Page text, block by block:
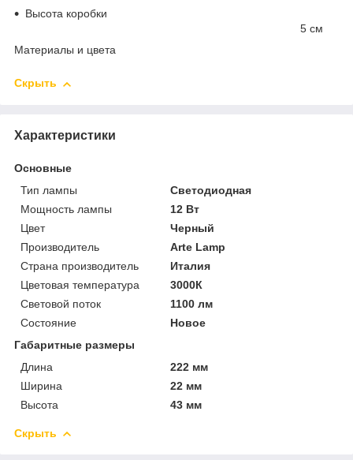
Высота коробки
5 см
Материалы и цвета
Скрыть
Характеристики
Основные
Тип лампы
Светодиодная
Мощность лампы
12 Вт
Цвет
Черный
Производитель
Arte Lamp
Страна производитель
Италия
Цветовая температура
3000К
Световой поток
1100 лм
Состояние
Новое
Габаритные размеры
Длина
222 мм
Ширина
22 мм
Высота
43 мм
Скрыть